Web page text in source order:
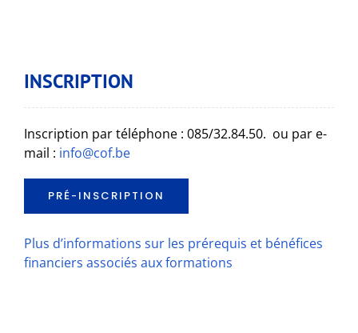
INSCRIPTION
Inscription par téléphone : 085/32.84.50. ou par e-
mail : info@cof.be
PRÉ-INSCRIPTION
Plus d’informations sur les prérequis et bénéfices
financiers associés aux formations